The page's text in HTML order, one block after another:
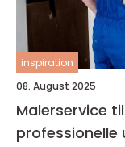
inspiration
08. August 2025
Malerservice
professionelle